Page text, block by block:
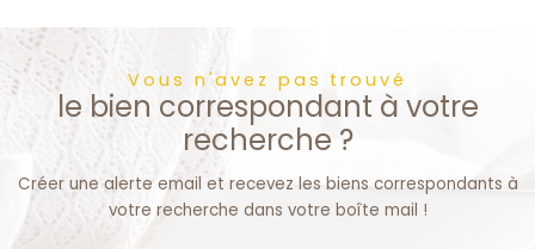
Vous n'avez pas trouvé
le bien correspondant à votre
recherche ?
Créer une alerte email et recevez les biens correspondants à
votre recherche dans votre boîte mail !